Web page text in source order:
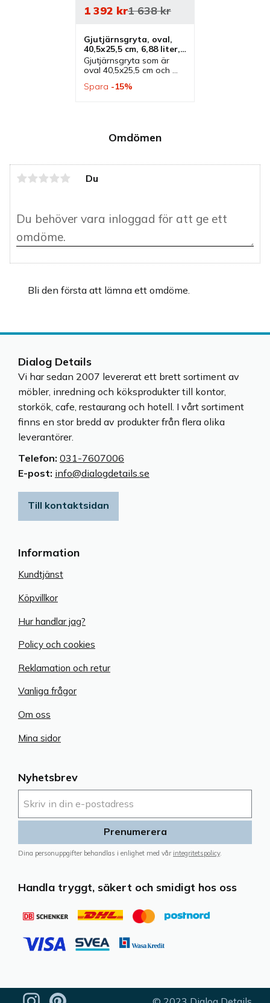
Omdömen
Du
Bli den första att lämna ett omdöme.
Gjutjärnsgryta, oval,
40,5x25,5 cm, 6,88 liter,
röd
Gjutjärnsgryta som är
oval 40,5x25,5 cm och
liter. Gryta som passar
1 392 kr1 638kr
Spara 15%
Nyhetsbrev
Prenumerera
Dina personuppgifter behandlas i enlighet med vår integritetspolicy.
Handla tryggt, säkert och smidigt hos oss
Information
Kundtjänst
Köpvillkor
Hur handlar jag?
Policy och cookies
Reklamation och retur
Vanliga frågor
Om oss
Mina sidor
Dialog Details
Vi har sedan 2007 levererat ett brett sortiment av
möbler, inredning och köksprodukter till kontor,
storkök, cafe, restaurang och hotell. I vårt sortiment
finns en stor bredd av produkter från flera olika
leverantörer.
Telefon: 031-7607006
E-post: info@dialogdetails.se
Till kontaktsidan